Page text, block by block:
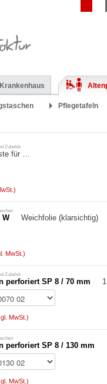
Krankenhaus
Pflegetafeln
Zubehör
für …
W Weichfolie (klarsichtig)
MwSt.)
Zubehör
perforiert SP 8 / 70 mm
MwSt.)
perforiert SP 8 / 130 mm
MwSt.)